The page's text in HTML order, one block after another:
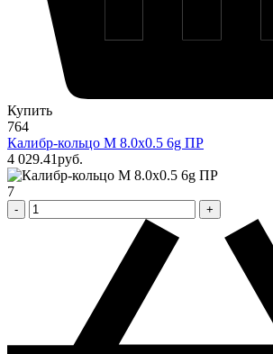
Купить
764
Калибр-кольцо М 8.0х0.5 6g ПР
4 029.41pуб.
7